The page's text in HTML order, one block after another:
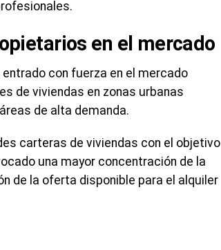
en el mercado
con fuerza en el mercado
de viviendas en zonas urbanas
de alta demanda.
carteras de viviendas con el objetivo
una mayor concentración de la
de la oferta disponible para el alquiler